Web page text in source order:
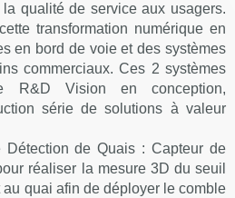
qualité de service aux usagers.
transformation numérique en
en bord de voie et des systèmes
commerciaux. Ces 2 systèmes
R&D Vision en conception,
série de solutions à valeur
Détection de Quais : Capteur de
réaliser la mesure 3D du seuil
au quai afin de déployer le comble